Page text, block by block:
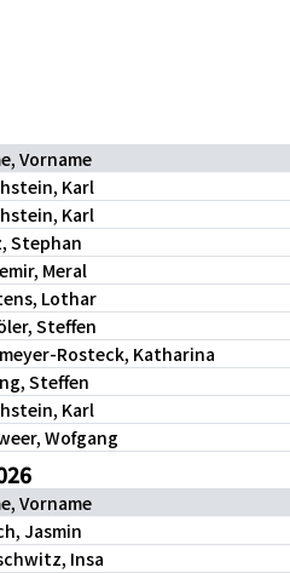
Vorname
Karl
Karl
Stephan
Meral
Lothar
Steffen
Rosteck, Katharina
Steffen
Karl
Wofgang
Vorname
Jasmin
Insa